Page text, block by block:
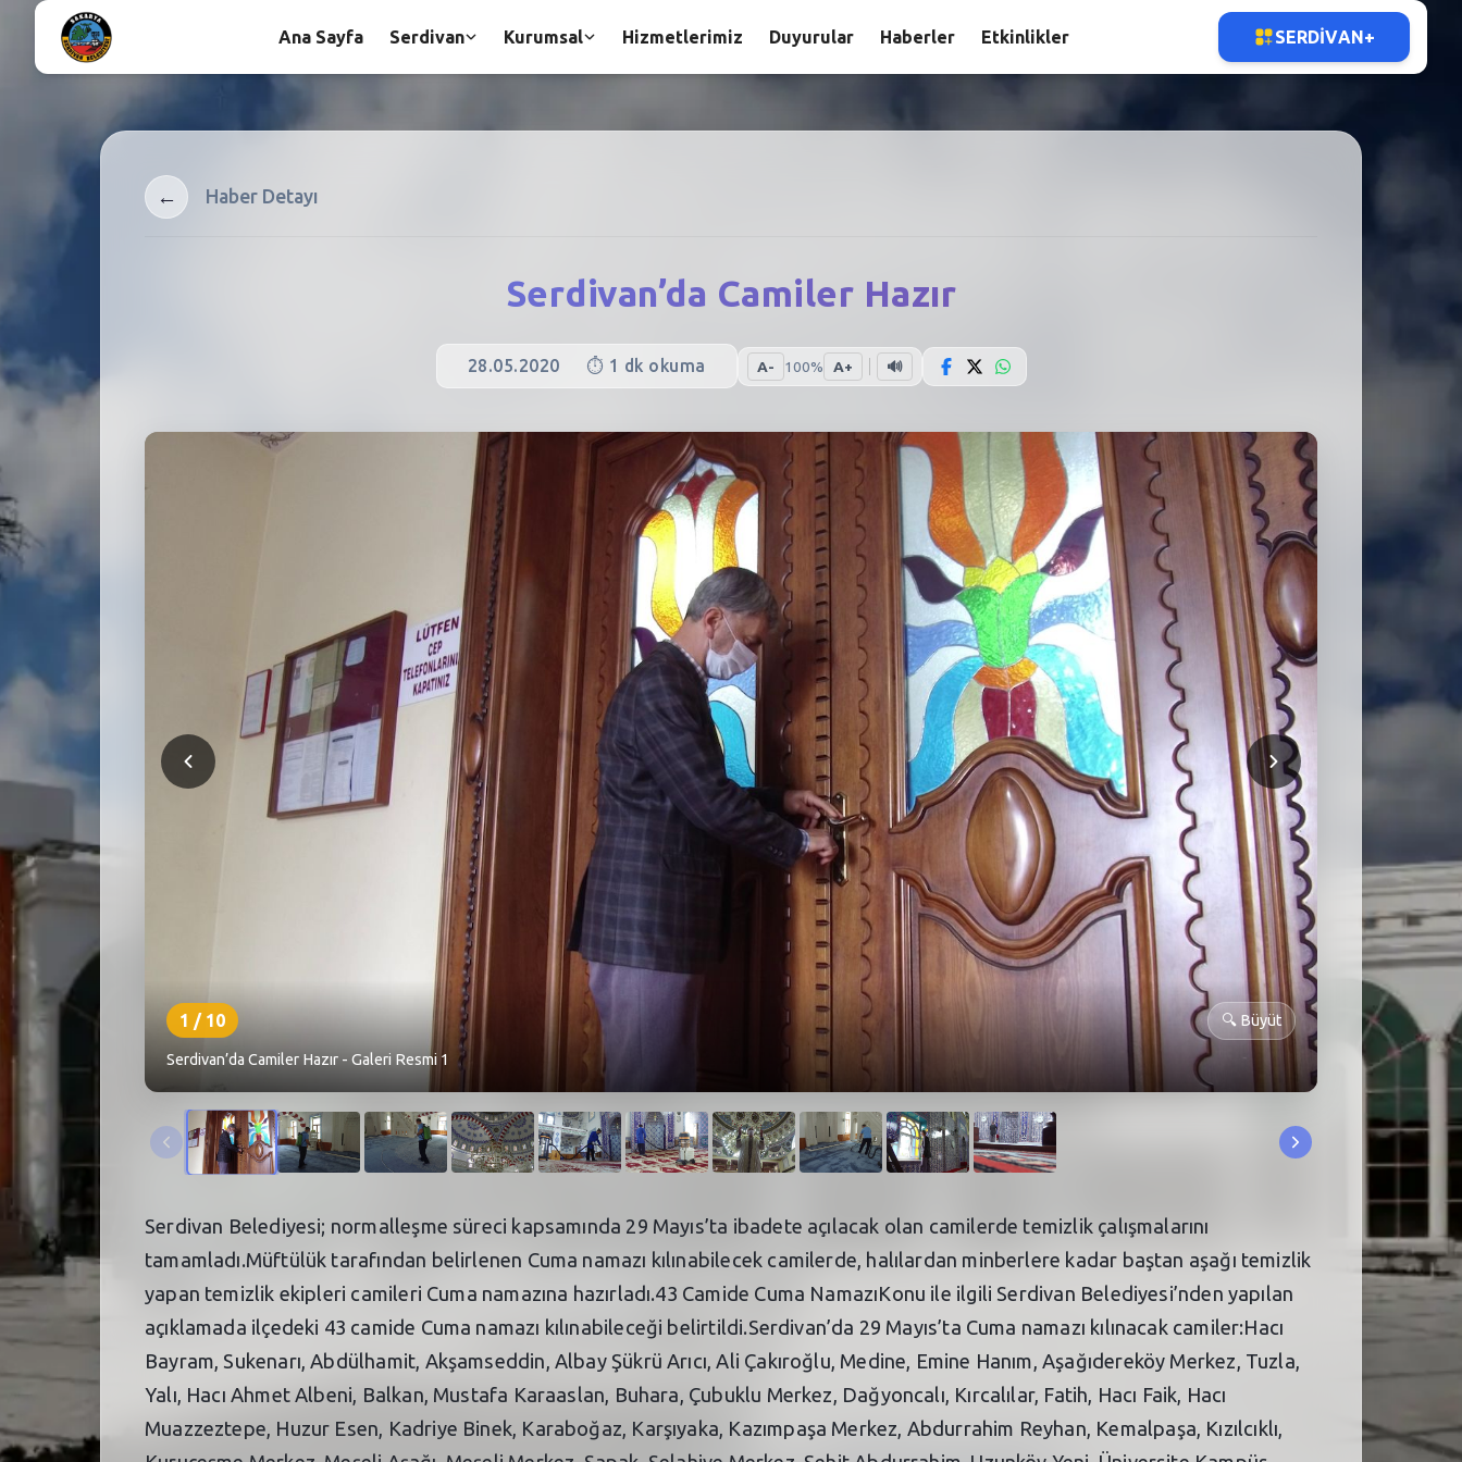
← Haber Detayı
Serdivan’da Camiler Hazır
28.05.2020 ⏱️ 1 dk okuma A- 100% A+ 🔊
1 / 10 🔍 Büyüt
Serdivan’da Camiler Hazır - Galeri Resmi 1
Serdivan Belediyesi; normalleşme süreci kapsamında 29 Mayıs’ta ibadete açılacak olan camilerde temizlik çalışmalarını
tamamladı.Müftülük tarafından belirlenen Cuma namazı kılınabilecek camilerde, halılardan minberlere kadar baştan aşağı temizlik
yapan temizlik ekipleri camileri Cuma namazına hazırladı.43 Camide Cuma NamazıKonu ile ilgili Serdivan Belediyesi’nden yapılan
açıklamada ilçedeki 43 camide Cuma namazı kılınabileceği belirtildi.Serdivan’da 29 Mayıs’ta Cuma namazı kılınacak camiler:Hacı
Bayram, Sukenarı, Abdülhamit, Akşamseddin, Albay Şükrü Arıcı, Ali Çakıroğlu, Medine, Emine Hanım, Aşağıdereköy Merkez, Tuzla,
Yalı, Hacı Ahmet Albeni, Balkan, Mustafa Karaaslan, Buhara, Çubuklu Merkez, Dağyoncalı, Kırcalılar, Fatih, Hacı Faik, Hacı
Muazzeztepe, Huzur Esen, Kadriye Binek, Karaboğaz, Karşıyaka, Kazımpaşa Merkez, Abdurrahim Reyhan, Kemalpaşa, Kızılcıklı,
Ana Sayfa Serdivan Kurumsal Hizmetlerimiz Duyurular Haberler Etkinlikler SERDIVAN+